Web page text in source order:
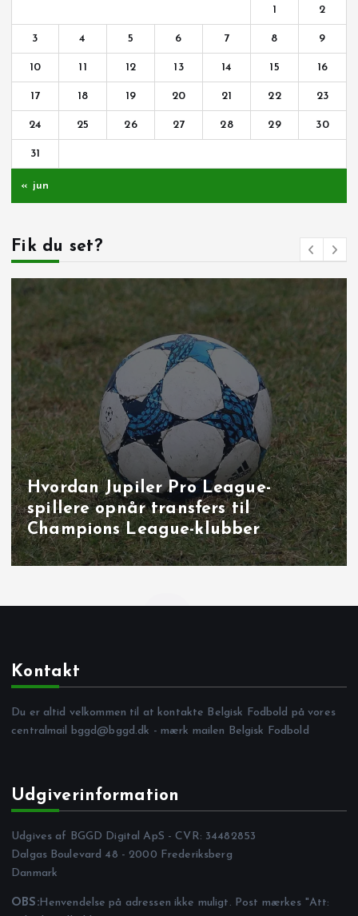
1 2
3 4 5 6 7 8 9
10 11 12 13 14 15 16
17 18 19 20 21 22 23
24 25 26 27 28 29 30
31
« jun
Fik du set?
Jupiler Pro League-
opnår transfers til
League-klubber
Kontakt
Du er altid velkommen til at kontakte Belgisk Fodbold på vores
centralmail bggd@bggd.dk - mærk mailen Belgisk Fodbold
Udgiverinformation
Udgives af BGGD Digital ApS - CVR: 34482853
Dalgas Boulevard 48 - 2000 Frederiksberg
Danmark
OBS:Henvendelse på adressen ikke muligt. Post mærkes "Att: